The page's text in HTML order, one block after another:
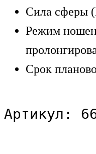
Сила сферы
Режим
Срок
Артикул: